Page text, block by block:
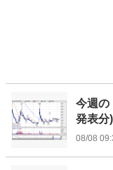
今週の
発表分)
08/08